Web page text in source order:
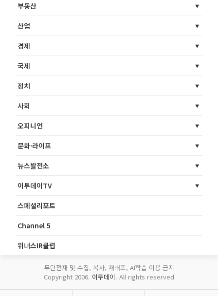
부동산
산업
경제
국제
정치
사회
오피니언
문화·라이프
뉴스발전소
이투데이TV
스페셜리포트
Channel 5
위너스IR클럽
무단전재 및 수집, 복사, 재배포, AI학습 이용 금지
Copyright 2006. 이투데이. All rights reserved